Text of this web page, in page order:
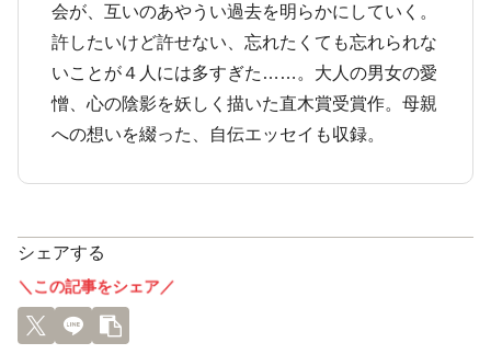
会が、互いのあやうい過去を明らかにしていく。
許したいけど許せない、忘れたくても忘れられな
いことが４人には多すぎた……。大人の男女の愛
憎、心の陰影を妖しく描いた直木賞受賞作。母親
への想いを綴った、自伝エッセイも収録。
シェアする
＼この記事をシェア／